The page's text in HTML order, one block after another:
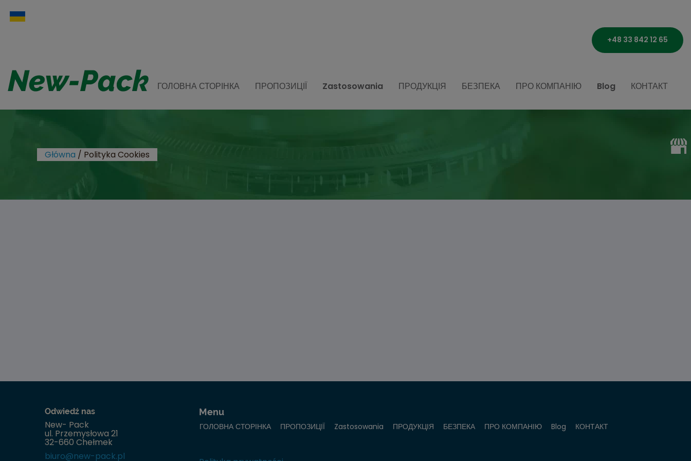
+48 33 842 12 65
ГОЛОВНА СТОРІНКА ПРОПОЗИЦІЇ Zastosowania ПРОДУКЦІЯ БЕЗПЕКА ПРО КОМПАНІЮ Blog КОНТАКТ
Główna / Polityka Cookies
Odwiedź nas
New- Pack
ul. Przemysłowa 21
32-660 Chełmek
biuro@new-pack.pl
Menu
ГОЛОВНА СТОРІНКА ПРОПОЗИЦІЇ Zastosowania ПРОДУКЦІЯ БЕЗПЕКА ПРО КОМПАНІЮ Blog КОНТАКТ